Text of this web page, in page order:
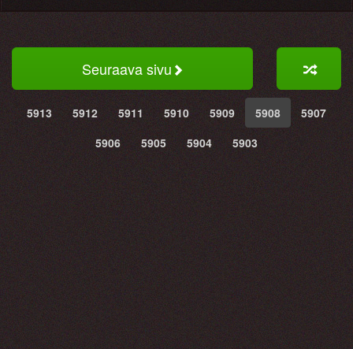
Seuraava sivu
5913 5912 5911 5910 5909 5908
5907
5906
5905 5904 5903